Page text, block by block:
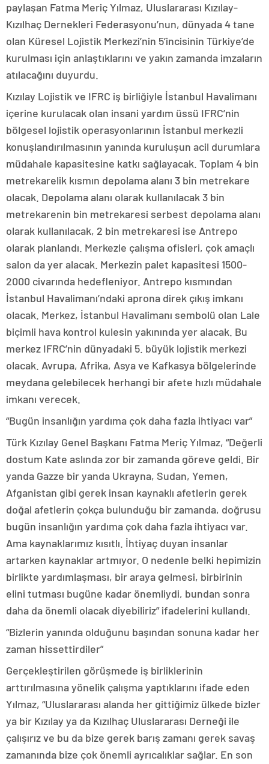
paylaşan Fatma Meriç Yılmaz, Uluslararası Kızılay-
Kızılhaç Dernekleri Federasyonu’nun, dünyada 4 tane
olan Küresel Lojistik Merkezi’nin 5’incisinin Türkiye’de
kurulması için anlaştıklarını ve yakın zamanda imzaların
atılacağını duyurdu.
Kızılay Lojistik ve IFRC iş birliğiyle İstanbul Havalimanı
içerine kurulacak olan insani yardım üssü IFRC’nin
bölgesel lojistik operasyonlarının İstanbul merkezli
konuşlandırılmasının yanında kuruluşun acil durumlara
müdahale kapasitesine katkı sağlayacak. Toplam 4 bin
metrekarelik kısmın depolama alanı 3 bin metrekare
olacak. Depolama alanı olarak kullanılacak 3 bin
metrekarenin bin metrekaresi serbest depolama alanı
olarak kullanılacak, 2 bin metrekaresi ise Antrepo
olarak planlandı. Merkezle çalışma ofisleri, çok amaçlı
salon da yer alacak. Merkezin palet kapasitesi 1500-
2000 civarında hedefleniyor. Antrepo kısmından
İstanbul Havalimanı’ndaki aprona direk çıkış imkanı
olacak. Merkez, İstanbul Havalimanı sembolü olan Lale
biçimli hava kontrol kulesin yakınında yer alacak. Bu
merkez IFRC’nin dünyadaki 5. büyük lojistik merkezi
olacak. Avrupa, Afrika, Asya ve Kafkasya bölgelerinde
meydana gelebilecek herhangi bir afete hızlı müdahale
imkanı verecek.
“Bugün insanlığın yardıma çok daha fazla ihtiyacı var”
Türk Kızılay Genel Başkanı Fatma Meriç Yılmaz, “Değerli
dostum Kate aslında zor bir zamanda göreve geldi. Bir
yanda Gazze bir yanda Ukrayna, Sudan, Yemen,
Afganistan gibi gerek insan kaynaklı afetlerin gerek
doğal afetlerin çokça bulunduğu bir zamanda, doğrusu
bugün insanlığın yardıma çok daha fazla ihtiyacı var.
Ama kaynaklarımız kısıtlı. İhtiyaç duyan insanlar
artarken kaynaklar artmıyor. O nedenle belki hepimizin
birlikte yardımlaşması, bir araya gelmesi, birbirinin
elini tutması bugüne kadar önemliydi, bundan sonra
daha da önemli olacak diyebiliriz” ifadelerini kullandı.
“Bizlerin yanında olduğunu başından sonuna kadar her
zaman hissettirdiler”
Gerçekleştirilen görüşmede iş birliklerinin
arttırılmasına yönelik çalışma yaptıklarını ifade eden
Yılmaz, “Uluslararası alanda her gittiğimiz ülkede bizler
ya bir Kızılay ya da Kızılhaç Uluslararası Derneği ile
çalışırız ve bu da bize gerek barış zamanı gerek savaş
zamanında bize çok önemli ayrıcalıklar sağlar. En son